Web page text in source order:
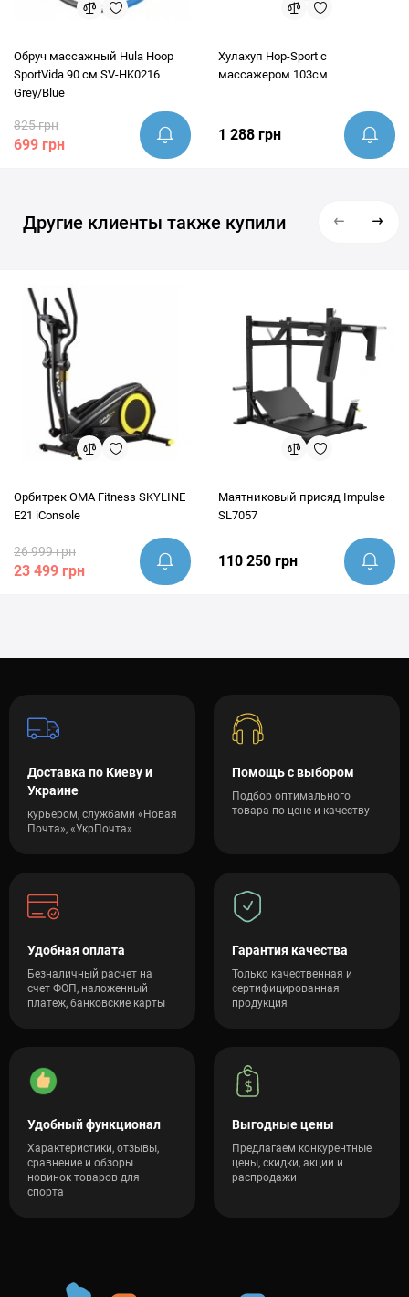
Обруч массажный Hula Hoop
SportVida 90 см SV-HK0216
Grey/Blue
825 грн
699 грн
Хулахуп Hop-Sport с
массажером 103см
1 288 грн
Другие клиенты также купили
Орбитрек OMA Fitness SKYLINE
E21 iConsole
26 999 грн
23 499 грн
Маятниковый присяд Impulse
SL7057
110 250 грн
Доставка по Киеву и
Украине
курьером, службами «Новая
Почта», «УкрПочта»
Помощь с выбором
Подбор оптимального
товара по цене и качеству
Удобная оплата
Безналичный расчет на
счет ФОП, наложенный
платеж, банковские карты
Гарантия качества
Только качественная и
сертифицированная
продукция
Удобный функционал
Характеристики, отзывы,
сравнение и обзоры
новинок товаров для
спорта
Выгодные цены
Предлагаем конкурентные
цены, скидки, акции и
распродажи